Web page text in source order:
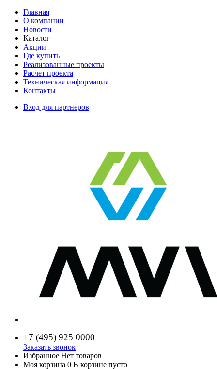
Главная
О компании
Новости
Каталог
Акции
Где купить
Реализованные проекты
Расчет проекта
Техническая информация
Контакты
Вход для партнеров
+7 (495) 925 0000
Заказать звонок
Избранное Нет товаров
Моя корзина 0 В корзине пусто